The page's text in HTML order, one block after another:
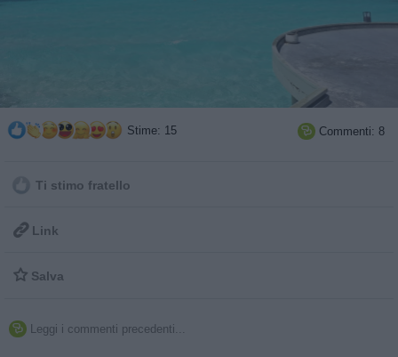
Stime: 15  Commenti: 8
Ti stimo fratello
 Link
 Salva
 Leggi i commenti precedenti...